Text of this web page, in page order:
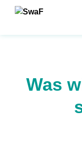
Skip to content
Tandem
Was